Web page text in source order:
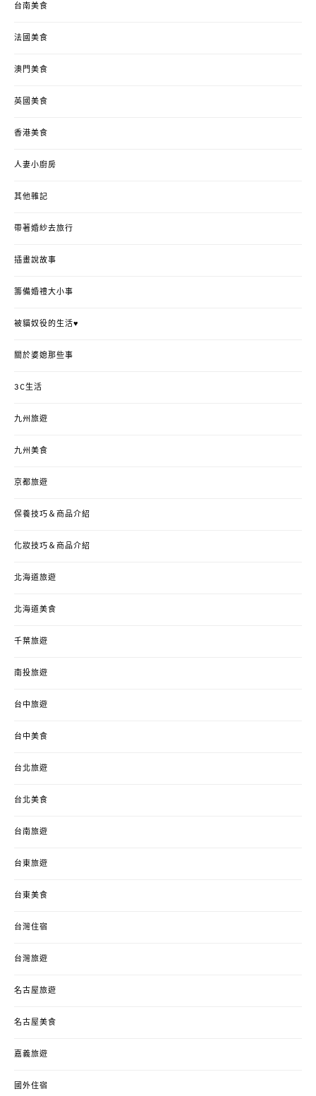
台南美食
法國美食
澳門美食
英國美食
香港美食
人妻小廚房
其他雜記
帶著婚紗去旅行
插畫說故事
籌備婚禮大小事
被貓奴役的生活♥
關於婆媳那些事
3C生活
九州旅遊
九州美食
京都旅遊
保養技巧＆商品介紹
化妝技巧＆商品介紹
北海道旅遊
北海道美食
千葉旅遊
南投旅遊
台中旅遊
台中美食
台北旅遊
台北美食
台南旅遊
台東旅遊
台東美食
台灣住宿
台灣旅遊
名古屋旅遊
名古屋美食
嘉義旅遊
國外住宿